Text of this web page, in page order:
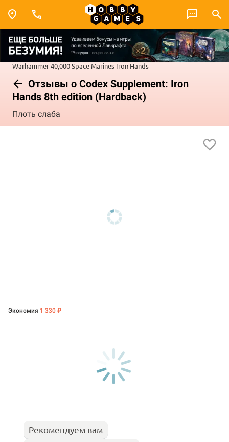
Warhammer 40,000Space Marines Iron Hands
Отзывы о Codex Supplement: Iron
Hands 8th edition (Hardback)
Плоть слаба
Экономия 1 330 ₽
Рекомендуем вам